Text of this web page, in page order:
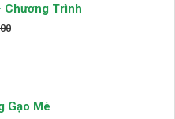
Chương Trình
Gạo Mè